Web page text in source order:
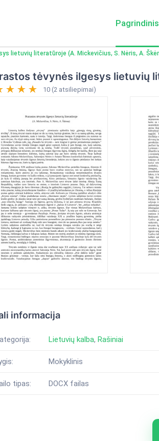
Pagrindinis
lietuvių literatūroje (A. Mickevičius, S. Nėris, A.
tėvynės ilgesys lietuvių
10 (2 atsiliepimai)
informacija
Lietuvių kalba, Rašiniai
Mokyklinis
tipas: DOCX failas